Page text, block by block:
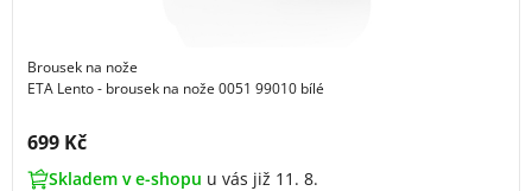
Brousek na nože
ETA Lento - brousek na nože 0051 99010 bílé
Cena s DPH:
699 Kč
Skladem v e-shopu u vás již 11. 8.